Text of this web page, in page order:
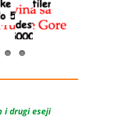
i drugi eseji